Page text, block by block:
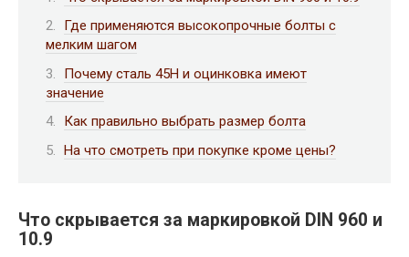
Где применяются высокопрочные болты с
мелким шагом
Почему сталь 45Н и оцинковка имеют
значение
Как правильно выбрать размер болта
На что смотреть при покупке кроме цены?
Что скрывается за маркировкой DIN 960 и
10.9